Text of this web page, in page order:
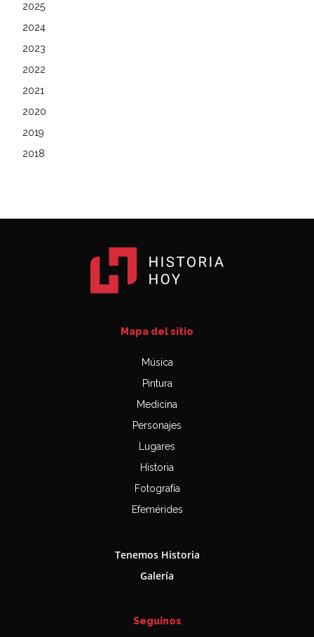
2025
2024
2023
2022
2021
2020
2019
2018
Mapa del sitio
Música
Pintura
Medicina
Personajes
Lugares
Historia
Fotografía
Efemérides
Tenemos Historia
Galería
Seguinos